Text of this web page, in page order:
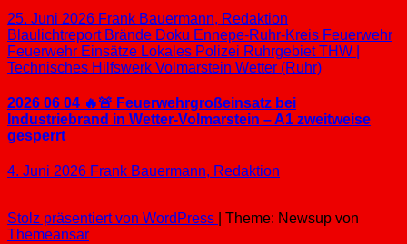
25. Juni 2026 Frank Bauermann, Redaktion
Blaulichtreport Brände Doku Ennepe-Ruhr-Kreis Feuerwehr
Feuerwehr Einsätze Lokales Polizei RuhrgebietTHW |
Technisches Hilfswerk Volmarstein Wetter (Ruhr)
2026 06 04 🔥🚨 Feuerwehrgroßeinsatz bei
Industriebrand in Wetter-Volmarstein – A1 zweitweise
gesperrt
4. Juni 2026 Frank Bauermann, Redaktion
Stolz präsentiert von WordPress
Theme: Newsup von
Themeansar